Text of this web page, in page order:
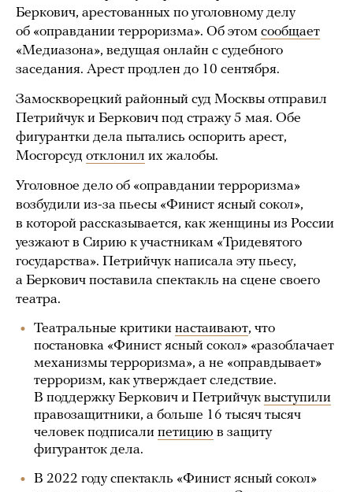
Беркович, арестованных по уголовному делу
об «оправдании терроризма». Об этом сообщает
«Медиазона», ведущая онлайн с судебного
заседания. Арест продлен до 10 сентября.
Замоскворецкий районный суд Москвы отправил
Петрийчук и Беркович под стражу 5 мая. Обе
фигурантки дела пытались оспорить арест,
Мосгорсуд отклонил их жалобы.
Уголовное дело об «оправдании терроризма»
возбудили из-за пьесы «Финист ясный сокол»,
в которой рассказывается, как женщины из России
уезжают в Сирию к участникам «Тридевятого
государства». Петрийчук написала эту пьесу,
а Беркович поставила спектакль на сцене своего
театра.
Театральные критики настаивают, что
постановка «Финист ясный сокол» «разоблачает
механизмы терроризма», а не «оправдывает»
терроризм, как утверждает следствие.
В поддержку Беркович и Петрийчук выступили
правозащитники, а больше 16 тысяч тысяч
человек подписали петицию в защиту
фигуранток дела.
В 2022 году спектакль «Финист ясный сокол»